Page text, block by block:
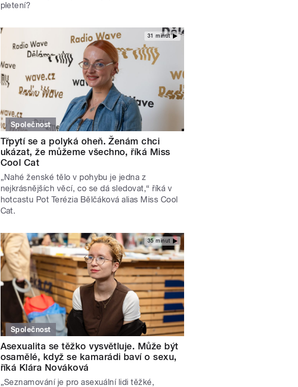
pletení?
31 minut
Společnost
Třpytí se a polyká oheň. Ženám chci
ukázat, že můžeme všechno, říká Miss
Cool Cat
„Nahé ženské tělo v pohybu je jedna z
nejkrásnějších věcí, co se dá sledovat,“ říká v
hotcastu Pot Terézia Bělčáková alias Miss Cool
Cat.
35 minut
Společnost
Asexualita se těžko vysvětluje. Může být
osamělé, když se kamarádi baví o sexu,
říká Klára Nováková
„Seznamování je pro asexuální lidi těžké,